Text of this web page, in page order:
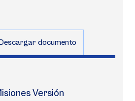
documento
Versión